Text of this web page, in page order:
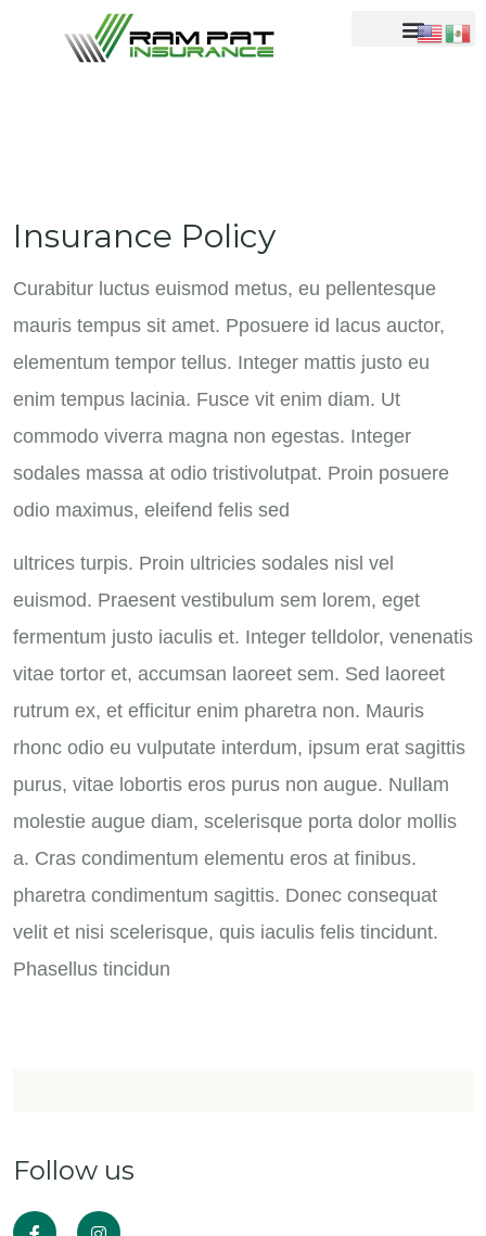
Insurance Policy
Curabitur luctus euismod metus, eu pellentesque
mauris tempus sit amet. Pposuere id lacus auctor,
elementum tempor tellus. Integer mattis justo eu
enim tempus lacinia. Fusce vit enim diam. Ut
commodo viverra magna non egestas. Integer
sodales massa at odio tristivolutpat. Proin posuere
odio maximus, eleifend felis sed
ultrices turpis. Proin ultricies sodales nisl vel
euismod. Praesent vestibulum sem lorem, eget
fermentum justo iaculis et. Integer telldolor, venenatis
vitae tortor et, accumsan laoreet sem. Sed laoreet
rutrum ex, et efficitur enim pharetra non. Mauris
rhonc odio eu vulputate interdum, ipsum erat sagittis
purus, vitae lobortis eros purus non augue. Nullam
molestie augue diam, scelerisque porta dolor mollis
a. Cras condimentum elementu eros at finibus.
pharetra condimentum sagittis. Donec consequat
velit et nisi scelerisque, quis iaculis felis tincidunt.
Phasellus tincidun
Follow us